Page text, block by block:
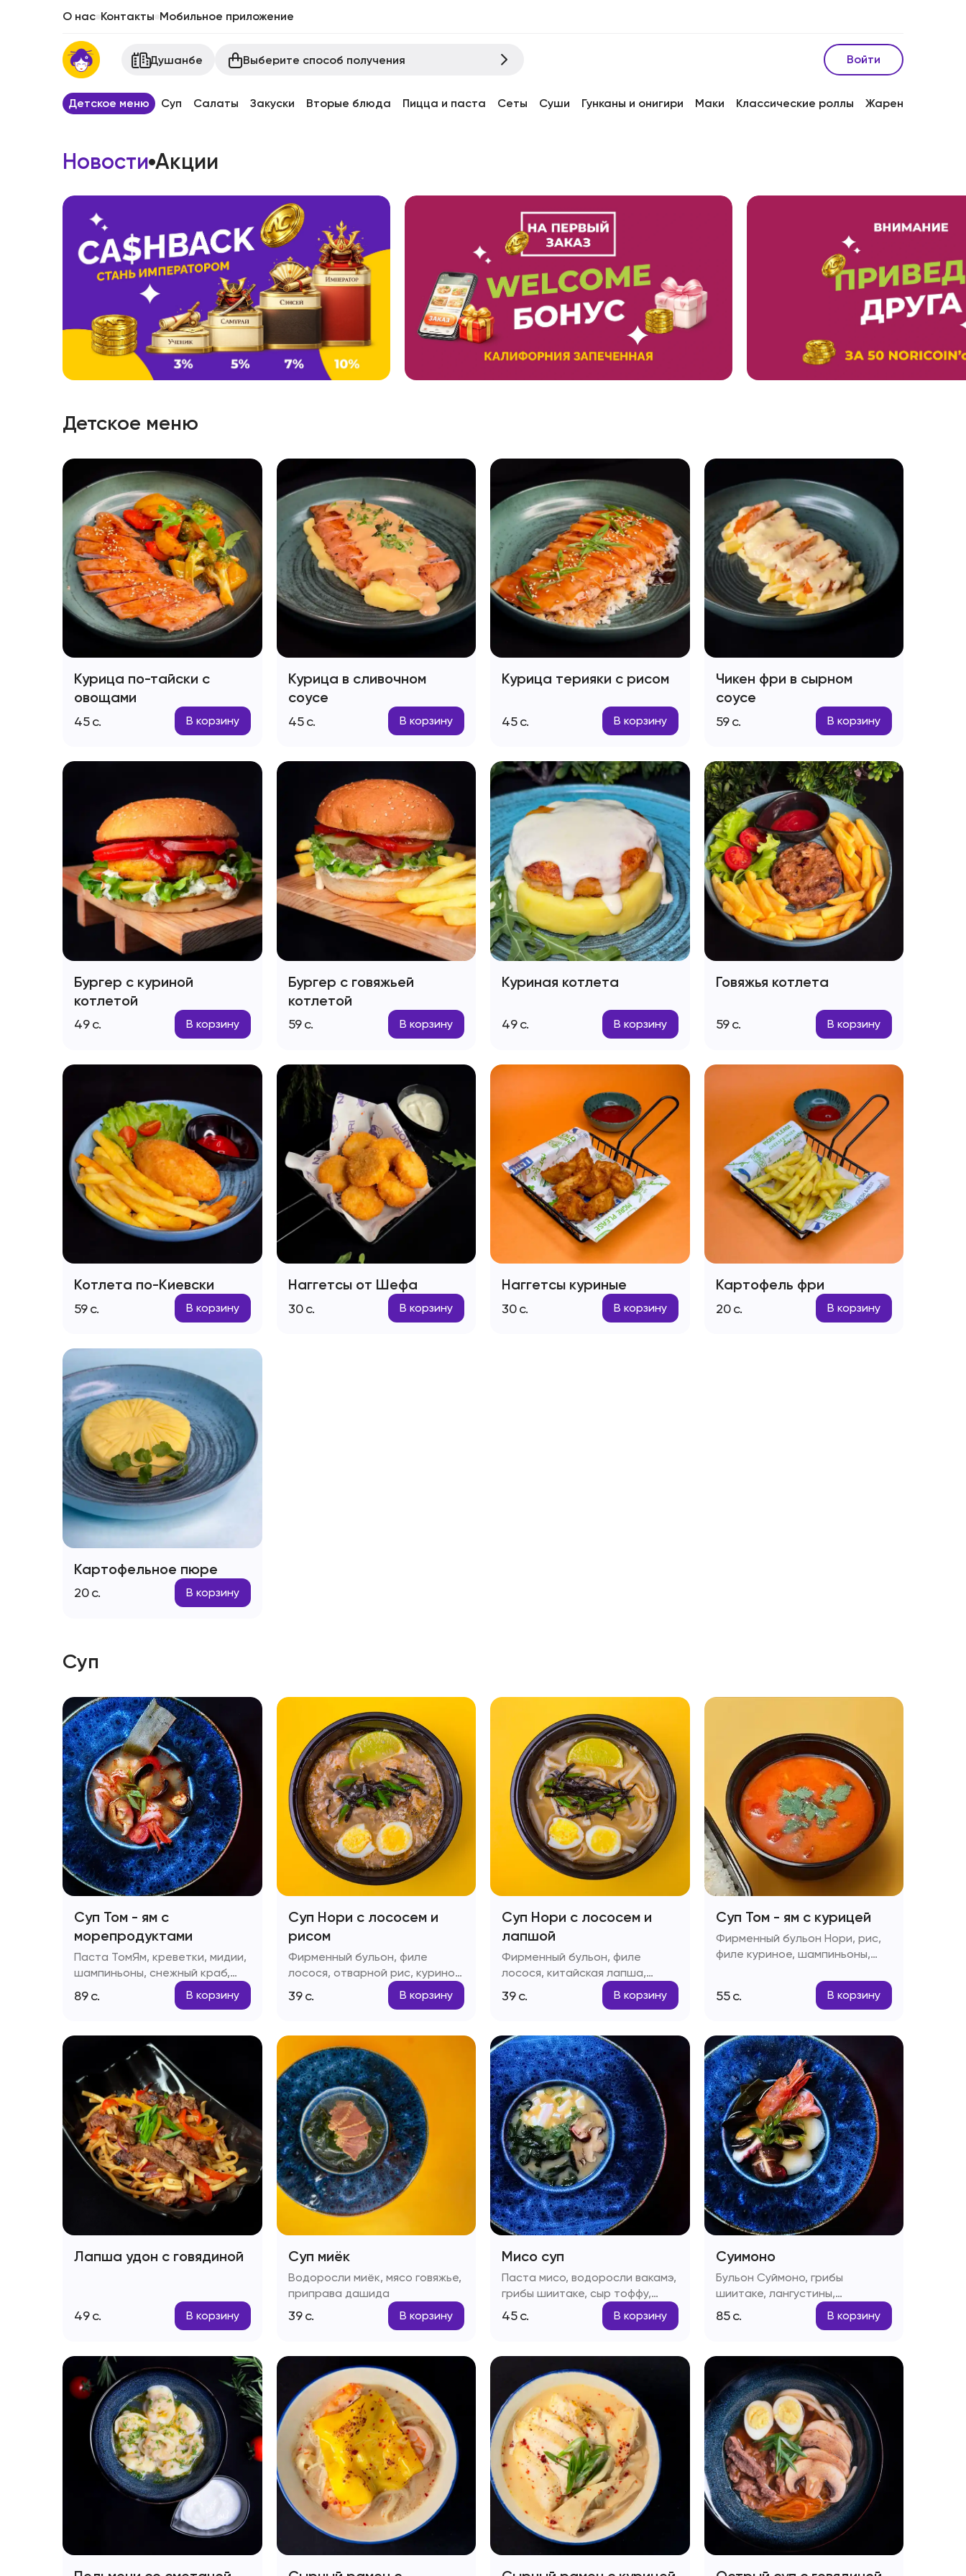
О нас Контакты Мобильное приложение
Душанбе Выберите способ получения Войти
Детское меню Суп Салаты Закуски Вторые блюда Пицца и паста Сеты Суши Гунканы и онигири Маки Классические роллы Жареные роллы
Новости Акции
Детское меню
Курица по-тайски с
овощами
45с. В корзину
Курица в сливочном
соусе
45 с. В корзину
Курица терияки с рисом
45с. В корзину
Чикен фри в сырном
соусе
59 с. В корзину
Бургер с куриной
котлетой
49с. В корзину
Бургер с говяжьей
котлетой
59 с. В корзину
Куриная котлета
49с. В корзину
Говяжья котлета
59 с. В корзину
Котлета по-Киевски
59с. В корзину
Наггетсы от Шефа
30 с. В корзину
Наггетсы куриные
30с. В корзину
Картофель фри
20 с. В корзину
Картофельное пюре
20с. В корзину
Суп
Суп Том - ям с
морепродуктами
Паста ТомЯм, креветки, мидии,
шампиньоны, снежный краб,
помидоры черри
89с. В корзину
Суп Нори с лососем и
рисом
Фирменный бульон, филе
лосося, отварной рис, куриное
яйцо, паста Том-ям, рыбный
соус, зеленый лук
39 с. В корзину
Суп Нори с лососем и
лапшой
Фирменный бульон, филе
лосося, китайская лапша,
куриное яйцо, паста Том-ям,
рыбный соус, зеленый лук
39с. В корзину
Суп Том - ям с курицей
Фирменный бульон Нори, рис,
филе куриное, шампиньоны,
ям, кокосовое молоко, лайм,
соус Рыбный, чеснок,
55 с. В корзину
Лапша удон с говядиной
49с. В корзину
Суп миёк
Водоросли миёк, мясо говяжье,
приправа дашида
39 с. В корзину
Мисо суп
Паста мисо, водоросли вакамэ,
грибы шиитаке, сыр тоффу,
зелень
45с. В корзину
Суимоно
Бульон Суймоно, грибы
шиитаке, лангустины,
креветки, мидии, морской
гребешок, осьминог, зелень
85 с. В корзину